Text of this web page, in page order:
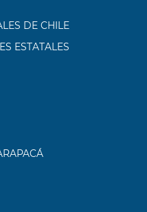
DE CHILE
ESTATALES